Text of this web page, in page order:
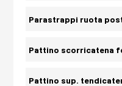
Parastrappi ruota
Pattino scorricatena
Pattino sup.